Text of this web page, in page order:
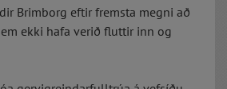
Brimborg eftir fremsta megni að
ekki hafa verið fluttir inn og